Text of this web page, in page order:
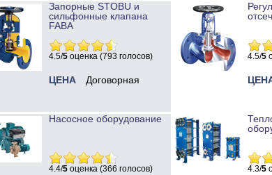
Запорные STOBU и
сильфонные клапана
FABA
4.5/5 оценка (793 голосов)
ЦЕНА Договорная
4.5/5
Насосное оборудование
4.4/5 оценка (366 голосов) 4.3/5